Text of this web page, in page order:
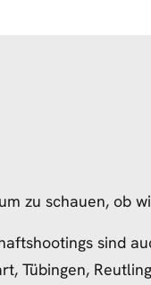
zu schauen, ob
sind
Tübingen,